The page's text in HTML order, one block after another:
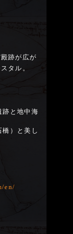
跡が広が
タル。
跡と地中海
）と美し
en/